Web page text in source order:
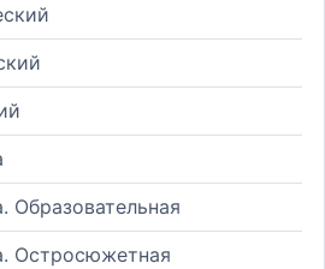
Образовательная
Остросюжетная